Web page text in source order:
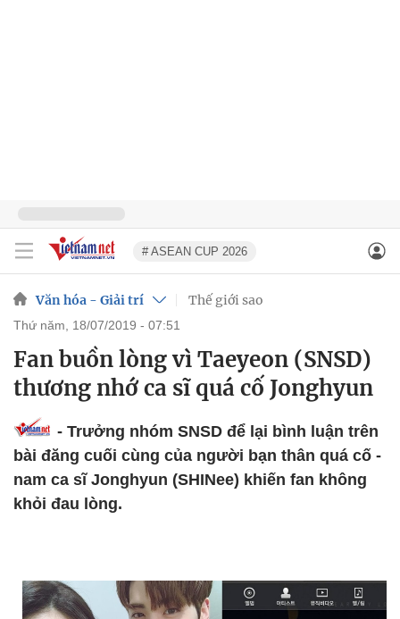
# ASEAN CUP 2026
Văn hóa - Giải trí Thế giới sao
thứ năm, 18/07/2019 - 07:51
Fan buồn lòng vì Taeyeon (SNSD)
thương nhớ ca sĩ quá cố Jonghyun
- Trưởng nhóm SNSD để lại bình luận trên
bài đăng cuối cùng của người bạn thân quá cố -
nam ca sĩ Jonghyun (SHINee) khiến fan không
khỏi đau lòng.